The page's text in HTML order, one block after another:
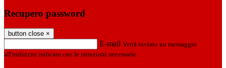
Recupero password
button close ×
E-mail Verrà inviato un messaggio
all'indirizzo indicato con le istruzioni necessarie.